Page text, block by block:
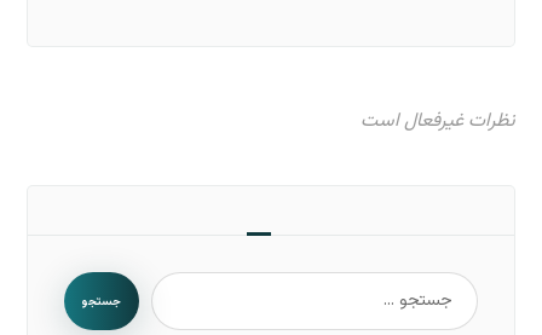
نظرات غیرفعال است
جستجو